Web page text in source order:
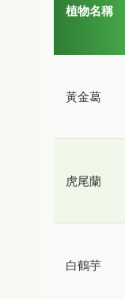
植物名稱
黃金葛
虎尾蘭
白鶴芋